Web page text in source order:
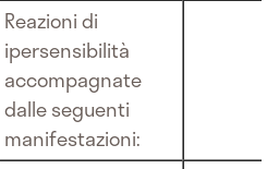
Reazioni di
ipersensibilità
accompagnate
dalle seguenti
manifestazioni: